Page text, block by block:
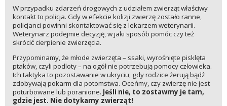
W przypadku zdarzeń drogowych z udziałem zwierząt właściwy
kontakt to policja. Gdy w efekcie kolizji zwierzę zostało ranne,
policjanci powinni skontaktować się z lekarzem weterynarii.
Weterynarz podejmie decyzję, w jaki sposób pomóc czy też
skrócić cierpienie zwierzęcia.
Przypominamy, że młode zwierzęta – ssaki, wyrośnięte pisklęta
ptaków, czyli podloty – na ogół nie potrzebują pomocy człowieka.
Ich taktyka to pozostawanie w ukryciu, gdy rodzice żerują bądź
zdobywają pokarm dla potomstwa. Oceńmy, czy zwierzę nie jest
poturbowane lub poranione. Jeśli nie, to zostawmy je tam,
gdzie jest. Nie dotykamy zwierząt!